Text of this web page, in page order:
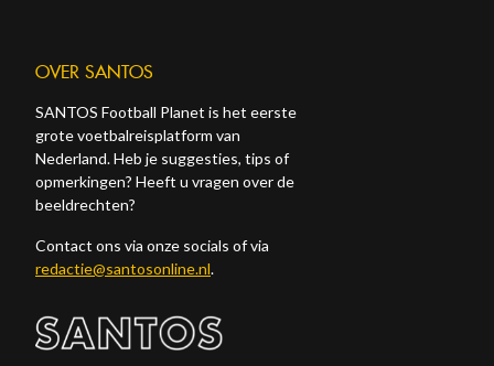
OVER SANTOS
SANTOS Football Planet is het eerste
grote voetbalreisplatform van
Nederland. Heb je suggesties, tips of
opmerkingen? Heeft u vragen over de
beeldrechten?
Contact ons via onze socials of via
redactie@santosonline.nl.